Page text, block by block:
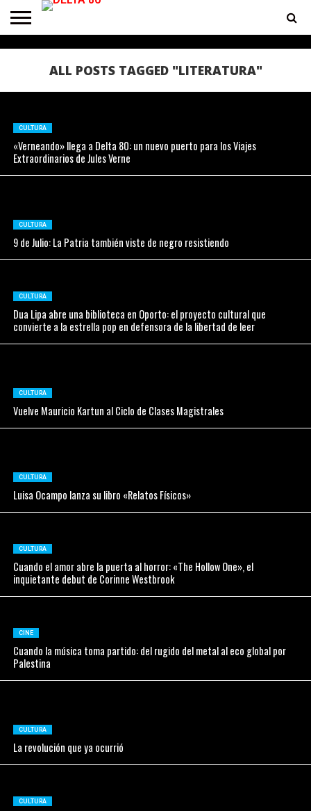
ENTREVISTAS
ALL POSTS TAGGED "LITERATURA"
CULTURA
«Verneando» llega a Delta 80: un nuevo puerto para los Viajes
Extraordinarios de Jules Verne
CULTURA
9 de Julio: La Patria también viste de negro resistiendo
CULTURA
Dua Lipa abre una biblioteca en Oporto: el proyecto cultural que
convierte a la estrella pop en defensora de la libertad de leer
CULTURA
Vuelve Mauricio Kartun al Ciclo de Clases Magistrales
CULTURA
Luisa Ocampo lanza su libro «Relatos Físicos»
CULTURA
Cuando el amor abre la puerta al horror: «The Hollow One», el
inquietante debut de Corinne Westbrook
CINE
Cuando la música toma partido: del rugido del metal al eco global por
Palestina
CULTURA
La revolución que ya ocurrió
CULTURA